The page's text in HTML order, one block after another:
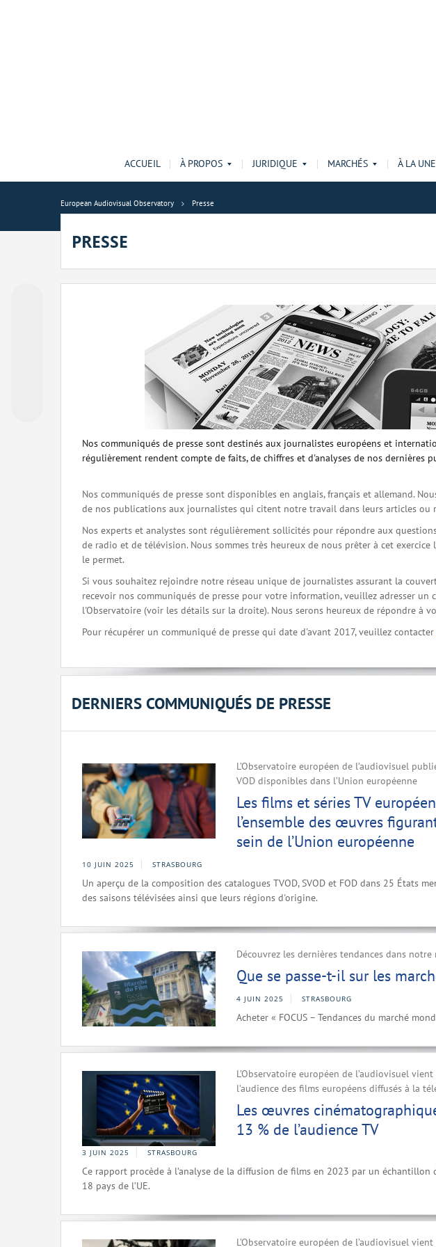
ACCUEIL À PROPOS JURIDIQUE MARCHÉS À LA UNE
European Audiovisual Observatory Presse
PRESSE
Nos communiqués de presse sont destinés aux journalistes européens et
régulièrement rendent compte de faits, de chiffres et d'analyses de nos dernières
Nos communiqués de presse sont disponibles en anglais, français et allemand.
de nos publications aux journalistes qui citent notre travail dans leurs articles ou
Nos experts et analystes sont régulièrement sollicités pour répondre aux
de radio et de télévision. Nous sommes très heureux de nous prêter à cet
le permet.
Si vous souhaitez rejoindre notre réseau unique de journalistes assurant la
recevoir nos communiqués de presse pour votre information, veuillez adresser un
l'Observatoire (voir les détails sur la droite). Nous serons heureux de répondre à
Pour récupérer un communiqué de presse qui date d'avant 2017, veuillez contacter
DERNIERS COMMUNIQUÉS DE PRESSE
L’Observatoire européen de l’audiovisuel
VOD disponibles dans l’Union européenne
Les films et séries TV
l’ensemble des œuvres
sein de l’Union européenne
10 JUIN 2025 STRASBOURG
Un aperçu de la composition des catalogues TVOD, SVOD et FOD dans 25 États
des saisons télévisées ainsi que leurs régions d'origine.
Découvrez les dernières tendances dans
Que se passe-t-il sur les
4 JUIN 2025 STRASBOURG
Acheter « FOCUS – Tendances du marché
L’Observatoire européen de l’audiovisuel
l’audience des films européens diffusés à la
Les œuvres
13 % de l’audience TV
3 JUIN 2025 STRASBOURG
Ce rapport procède à l’analyse de la diffusion de films en 2023 par un
18 pays de l’UE.
L’Observatoire européen de l’audiovisuel